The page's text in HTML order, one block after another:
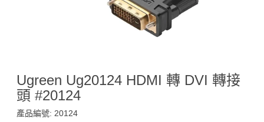
Ugreen Ug20124 HDMI 轉 DVI 轉接
頭 #20124
產品編號: 20124